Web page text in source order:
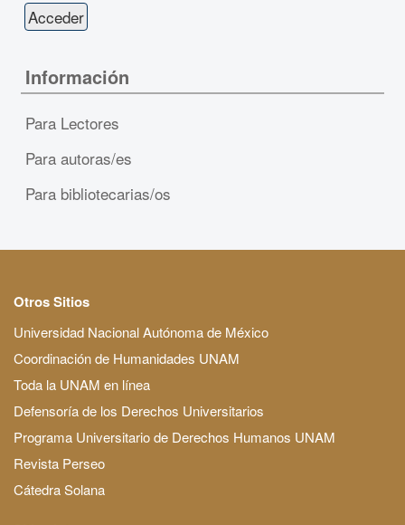
Información
Para Lectores
Para autoras/es
Para bibliotecarias/os
Otros Sitios
Universidad Nacional Autónoma de México
Coordinación de Humanidades UNAM
Toda la UNAM en línea
Defensoría de los Derechos Universitarios
Programa Universitario de Derechos Humanos UNAM
Revista Perseo
Cátedra Solana